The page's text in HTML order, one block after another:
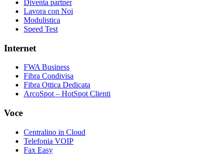
Diventa partner
Lavora con Noi
Modulistica
Speed Test
Internet
FWA Business
Fibra Condivisa
Fibra Ottica Dedicata
ArcoSpot – HotSpot Clienti
Voce
Centralino in Cloud
Telefonia VOIP
Fax Easy